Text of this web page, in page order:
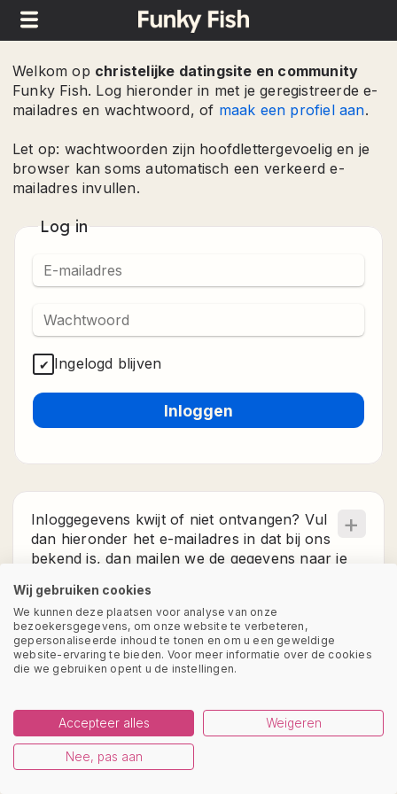
Welkom op christelijke datingsite en community
Funky Fish. Log hieronder in met je geregistreerde e-
mailadres en wachtwoord, of maak een profiel aan.
Let op: wachtwoorden zijn hoofdlettergevoelig en je
browser kan soms automatisch een verkeerd e-
mailadres invullen.
Log in
Ingelogd blijven
Inloggen
+
Inloggegevens kwijt of niet ontvangen? Vul
dan hieronder het e-mailadres in dat bij ons
bekend is, dan mailen we de gegevens naar je
Wij gebruiken cookies
We kunnen deze plaatsen voor analyse van onze
bezoekersgegevens, om onze website te verbeteren,
gepersonaliseerde inhoud te tonen en om u een geweldige
website-ervaring te bieden. Voor meer informatie over de cookies
die we gebruiken opent u de instellingen.
Accepteer alles Weigeren
Nee, pas aan